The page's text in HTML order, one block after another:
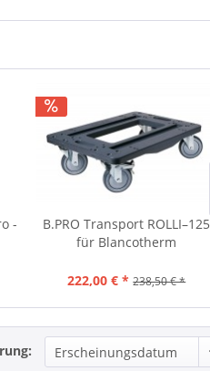
-
B.PRO Transport ROLLI–125
für Blancotherm
222,00 € * 238,50 € *